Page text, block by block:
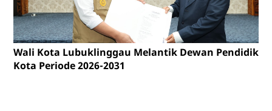
Wali Kota Lubuklinggau Melantik Dewan Pendidikan
Kota Periode 2026-2031